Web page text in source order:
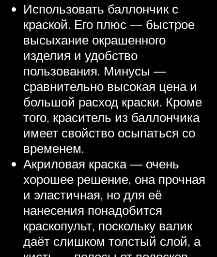
Использовать баллончик с
краской. Его плюс — быстрое
высыхание окрашенного
изделия и удобство
пользования. Минусы —
сравнительно высокая цена и
большой расход краски. Кроме
того, краситель из баллончика
имеет свойство осыпаться со
временем.
Акриловая краска — очень
хорошее решение, она прочная
и эластичная, но для её
нанесения понадобится
краскопульт, поскольку валик
даёт слишком толстый слой, а